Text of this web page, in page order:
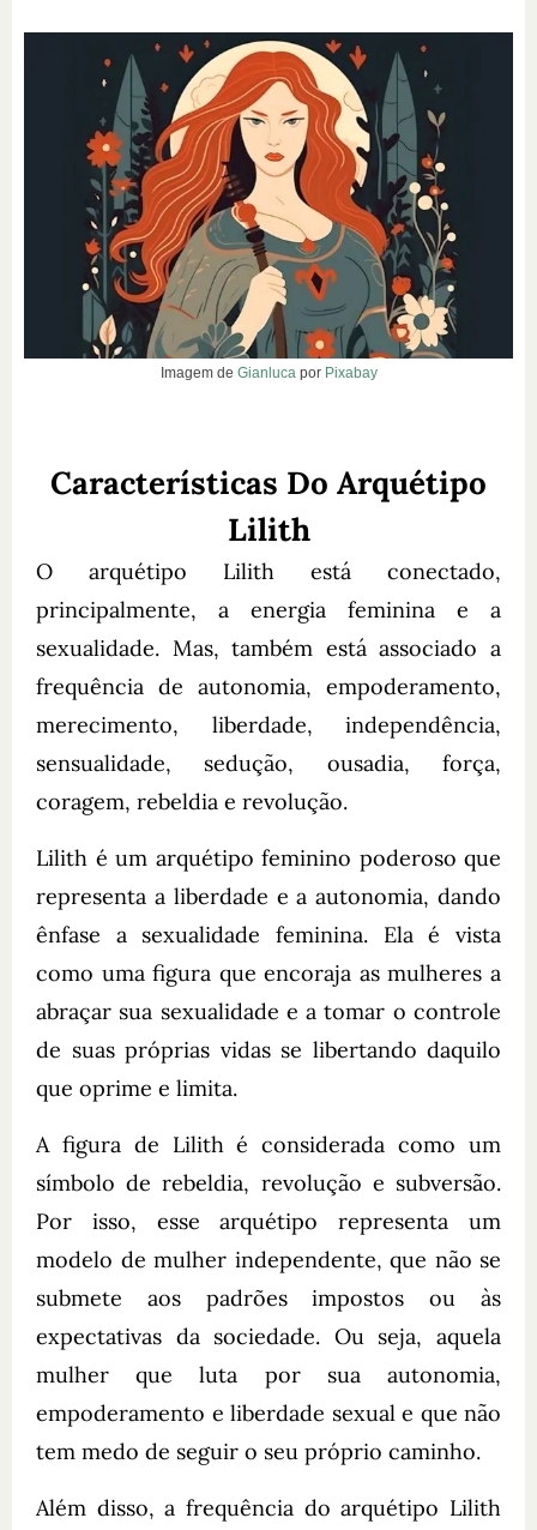
Imagem de Gianlucapor Pixabay
Características Do Arquétipo
Lilith
O arquétipo Lilith está conectado,
principalmente, a energia feminina e a
sexualidade. Mas, também está associado a
frequência de autonomia, empoderamento,
merecimento, liberdade, independência,
sensualidade, sedução, ousadia, força,
coragem, rebeldia e revolução.
Lilith é um arquétipo feminino poderoso que
representa a liberdade e a autonomia, dando
ênfase a sexualidade feminina. Ela é vista
como uma figura que encoraja as mulheres a
abraçar sua sexualidade e a tomar o controle
de suas próprias vidas se libertando daquilo
que oprime e limita.
A figura de Lilith é considerada como um
símbolo de rebeldia, revolução e subversão.
Por isso, esse arquétipo representa um
modelo de mulher independente, que não se
submete aos padrões impostos ou às
expectativas da sociedade. Ou seja, aquela
mulher que luta por sua autonomia,
empoderamento e liberdade sexual e que não
tem medo de seguir o seu próprio caminho.
Além disso, a frequência do arquétipo Lilith